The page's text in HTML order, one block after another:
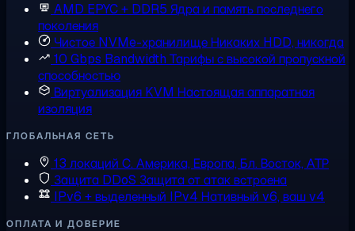
AMD EPYC + DDR5 Ядра и память последнего
поколения
Чистое NVMe-хранилищеНикаких HDD, никогда
10 Gbps Bandwidth Тарифы с высокой пропускной
способностью
Виртуализация KVM Настоящая аппаратная
изоляция
ГЛОБАЛЬНАЯ СЕТЬ
13 локаций С. Америка, Европа, Бл. Восток, АТР
Защита DDoS Защита от атак встроена
IPv6 + выделенный IPv4 Нативный v6, ваш v4
ОПЛАТА И ДОВЕРИЕ